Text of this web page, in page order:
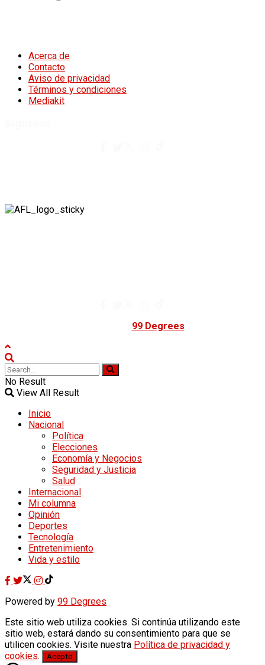
Acerca de
Contacto
Aviso de privacidad
Términos y condiciones
Mediakit
99 Degrees
No Result
View All Result
Inicio
Nacional
Política
Elecciones
Economía y Negocios
Seguridad y Justicia
Salud
Internacional
Mi columna
Opinión
Deportes
Tecnología
Entretenimiento
Vida y estilo
Powered by 99 Degrees
Este sitio web utiliza cookies. Si continúa utilizando este
sitio web, estará dando su consentimiento para que se
utilicen cookies. Visite nuestra Política de privacidad y
cookies. Acepto